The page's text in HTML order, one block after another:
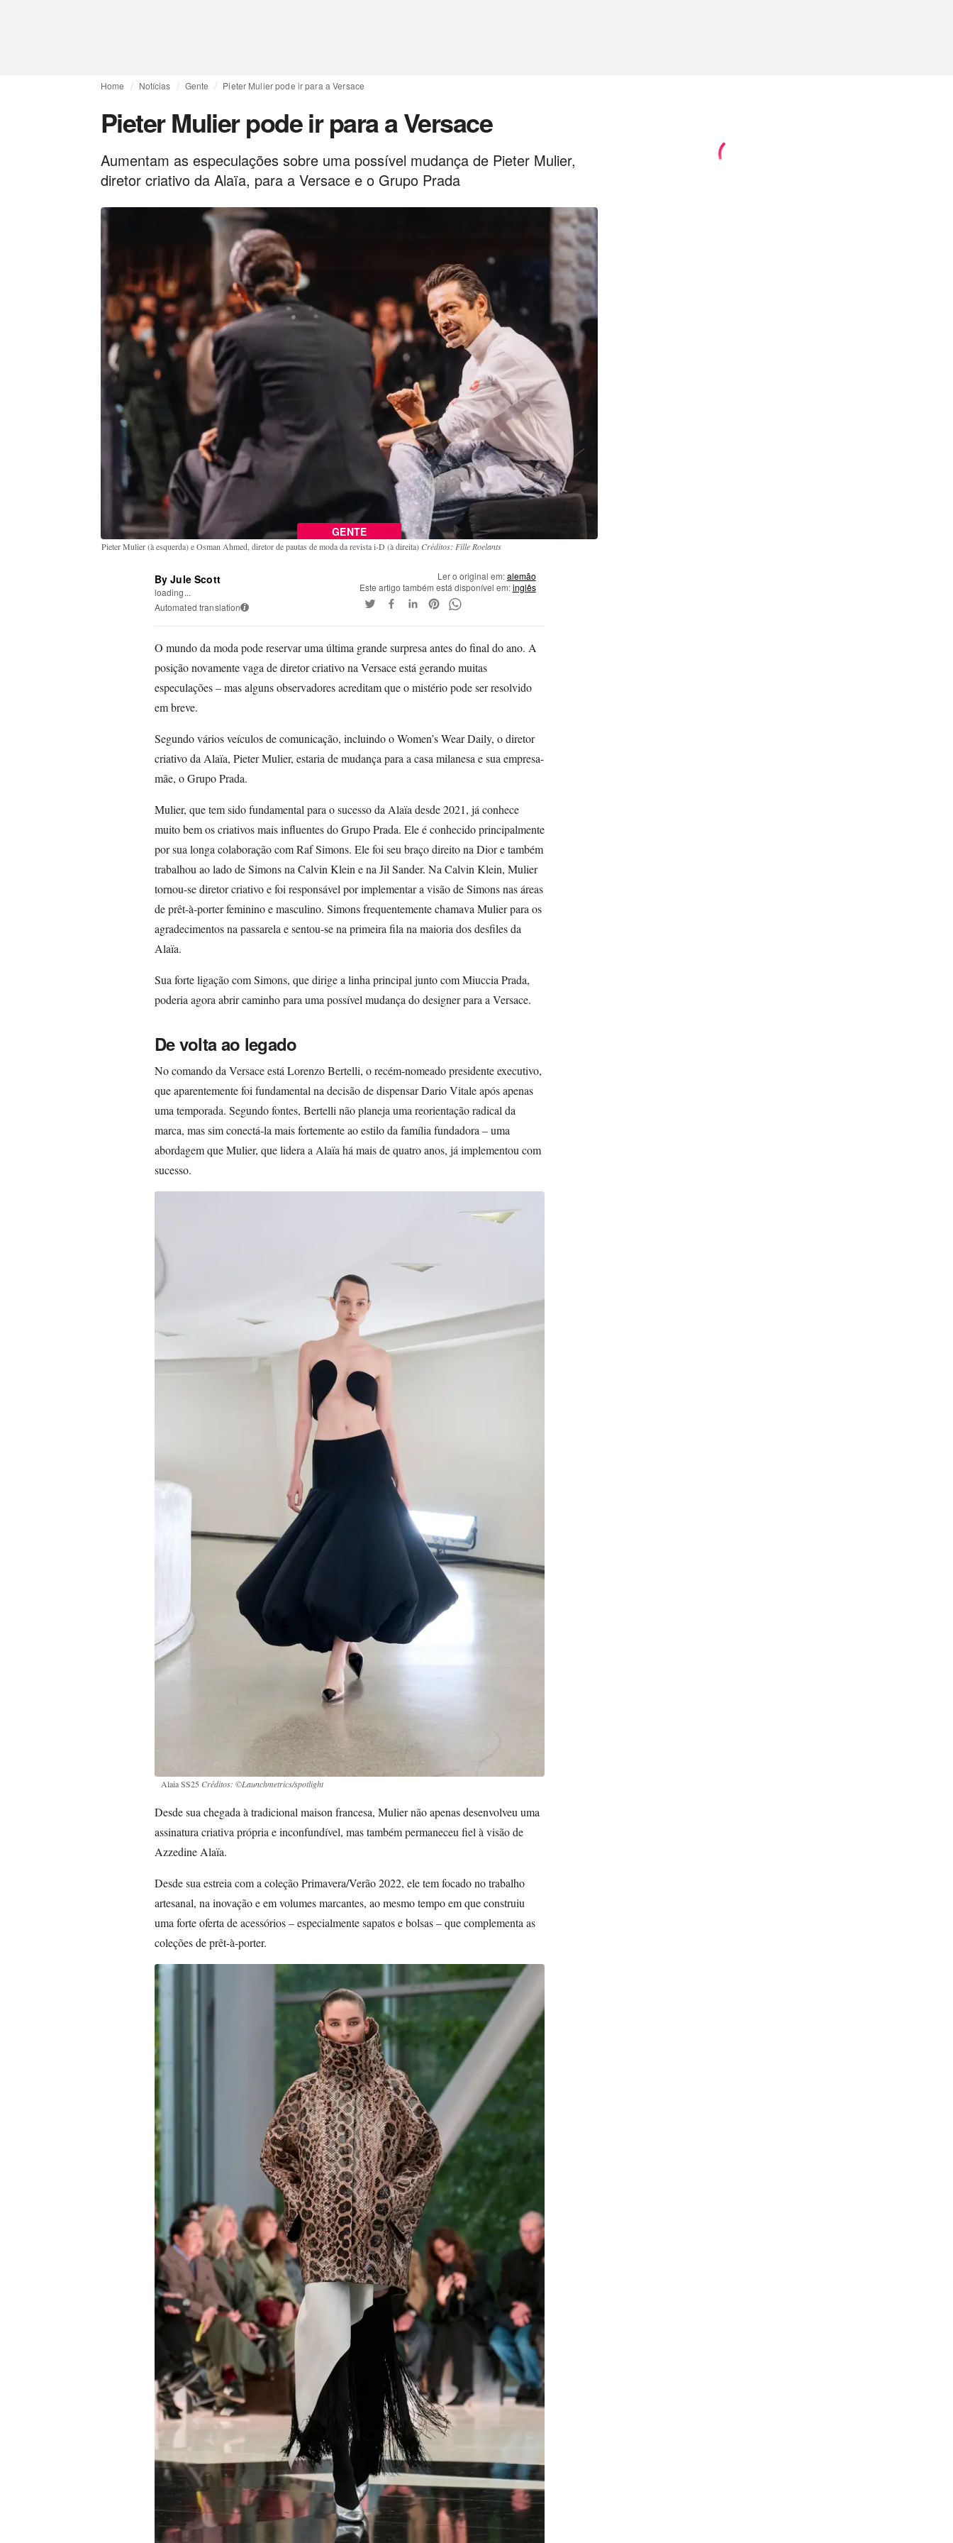
Home Notícias Gente Pieter Mulier pode ir para a Versace
Pieter Mulier pode ir para a Versace
Aumentam as especulações sobre uma possível mudança de Pieter Mulier,
diretor criativo da Alaïa, para a Versace e o Grupo Prada
GENTE
Pieter Mulier (à esquerda) e Osman Ahmed, diretor de pautas de moda da revista i-D (à direita) Créditos: Fille Roelants
By Jule Scott
loading...
Automated translation i
Ler o original em:alemão
Este artigo também está disponível em:inglês
O mundo da moda pode reservar uma última grande surpresa antes do final do ano. A
posição novamente vaga de diretor criativo na Versace está gerando muitas
especulações – mas alguns observadores acreditam que o mistério pode ser resolvido
em breve.
Segundo vários veículos de comunicação, incluindo o Women’s Wear Daily, o diretor
criativo da Alaïa, Pieter Mulier, estaria de mudança para a casa milanesa e sua empresa-
mãe, o Grupo Prada.
Mulier, que tem sido fundamental para o sucesso da Alaïa desde 2021, já conhece
muito bem os criativos mais influentes do Grupo Prada. Ele é conhecido principalmente
por sua longa colaboração com Raf Simons. Ele foi seu braço direito na Dior e também
trabalhou ao lado de Simons na Calvin Klein e na Jil Sander. Na Calvin Klein, Mulier
tornou-se diretor criativo e foi responsável por implementar a visão de Simons nas áreas
de prêt-à-porter feminino e masculino. Simons frequentemente chamava Mulier para os
agradecimentos na passarela e sentou-se na primeira fila na maioria dos desfiles da
Alaïa.
Sua forte ligação com Simons, que dirige a linha principal junto com Miuccia Prada,
poderia agora abrir caminho para uma possível mudança do designer para a Versace.
De volta ao legado
No comando da Versace está Lorenzo Bertelli, o recém-nomeado presidente executivo,
que aparentemente foi fundamental na decisão de dispensar Dario Vitale após apenas
uma temporada. Segundo fontes, Bertelli não planeja uma reorientação radical da
marca, mas sim conectá-la mais fortemente ao estilo da família fundadora – uma
abordagem que Mulier, que lidera a Alaïa há mais de quatro anos, já implementou com
sucesso.
Alaia SS25 Créditos: ©Launchmetrics/spotlight
Desde sua chegada à tradicional maison francesa, Mulier não apenas desenvolveu uma
assinatura criativa própria e inconfundível, mas também permaneceu fiel à visão de
Azzedine Alaïa.
Desde sua estreia com a coleção Primavera/Verão 2022, ele tem focado no trabalho
artesanal, na inovação e em volumes marcantes, ao mesmo tempo em que construiu
uma forte oferta de acessórios – especialmente sapatos e bolsas – que complementa as
coleções de prêt-à-porter.